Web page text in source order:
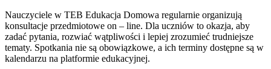
Nauczyciele w TEB Edukacja Domowa regularnie organizują
konsultacje przedmiotowe on – line. Dla uczniów to okazja, aby
zadać pytania, rozwiać wątpliwości i lepiej zrozumieć trudniejsze
tematy. Spotkania nie są obowiązkowe, a ich terminy dostępne są w
kalendarzu na platformie edukacyjnej.